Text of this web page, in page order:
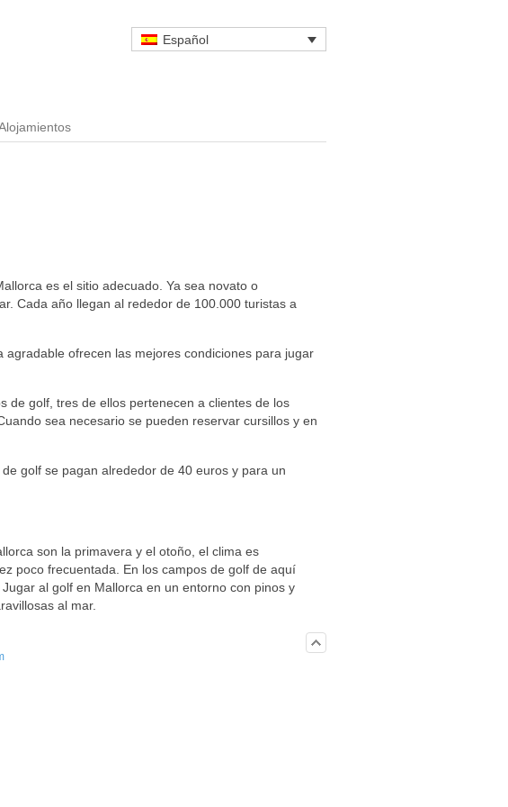
Español
es el sitio adecuado. Ya sea novato o
Cada año llegan al rededor de 100.000 turistas a
agradable ofrecen las mejores condiciones para jugar
de golf, tres de ellos pertenecen a clientes de los
sea necesario se pueden reservar cursillos y en
golf se pagan alrededor de 40 euros y para un
son la primavera y el otoño, el clima es
poco frecuentada. En los campos de golf de aquí
al golf en Mallorca en un entorno con pinos y
al mar.